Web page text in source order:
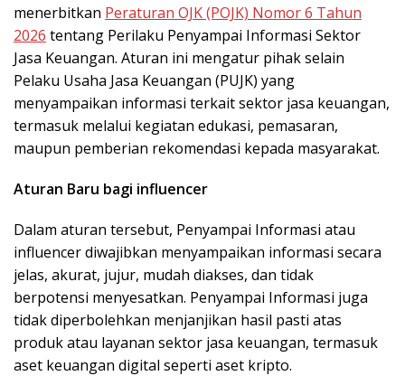
menerbitkan Peraturan OJK (POJK) Nomor 6 Tahun
2026 tentang Perilaku Penyampai Informasi Sektor
Jasa Keuangan. Aturan ini mengatur pihak selain
Pelaku Usaha Jasa Keuangan (PUJK) yang
menyampaikan informasi terkait sektor jasa keuangan,
termasuk melalui kegiatan edukasi, pemasaran,
maupun pemberian rekomendasi kepada masyarakat.
Aturan Baru bagi influencer
Dalam aturan tersebut, Penyampai Informasi atau
influencer diwajibkan menyampaikan informasi secara
jelas, akurat, jujur, mudah diakses, dan tidak
berpotensi menyesatkan. Penyampai Informasi juga
tidak diperbolehkan menjanjikan hasil pasti atas
produk atau layanan sektor jasa keuangan, termasuk
aset keuangan digital seperti aset kripto.